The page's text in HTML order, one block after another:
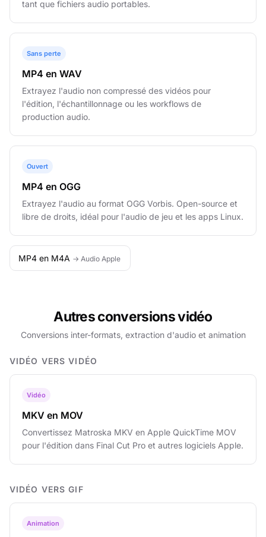
tant que fichiers audio portables.
Sans perte
MP4 en WAV
Extrayez l'audio non compressé des vidéos pour
l'édition, l'échantillonnage ou les workflows de
production audio.
Ouvert
MP4 en OGG
Extrayez l'audio au format OGG Vorbis. Open-source et
libre de droits, idéal pour l'audio de jeu et les apps Linux.
MP4 en M4A → Audio Apple
Autres conversions vidéo
Conversions inter-formats, extraction d'audio et animation
VIDÉO VERS VIDÉO
Vidéo
MKV en MOV
Convertissez Matroska MKV en Apple QuickTime MOV
pour l'édition dans Final Cut Pro et autres logiciels Apple.
VIDÉO VERS GIF
Animation